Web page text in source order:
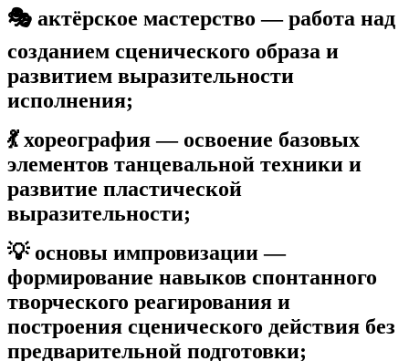
🎭 актёрское мастерство — работа над
созданием сценического образа и
развитием выразительности
исполнения;
💃 хореография — освоение базовых
элементов танцевальной техники и
развитие пластической
выразительности;
💡 основы импровизации —
формирование навыков спонтанного
творческого реагирования и
построения сценического действия без
предварительной подготовки;